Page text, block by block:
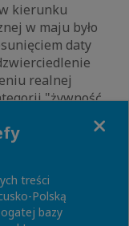
kierunku
w maju było
daty
realnej
"żywność,
"sprzedaż
Drugim
zwiększenia
realnej
roku zwi?
co do
treści
Polską
bazy